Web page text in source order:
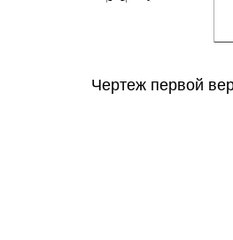
Чертеж первой